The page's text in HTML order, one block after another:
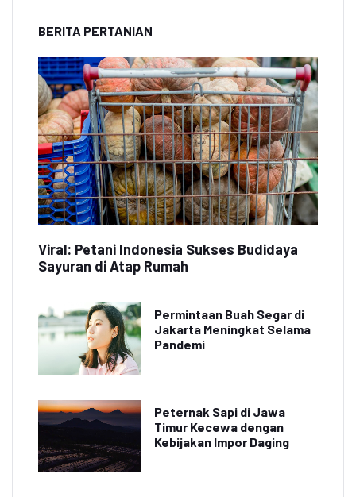
BERITA PERTANIAN
Viral: Petani Indonesia Sukses Budidaya
Sayuran di Atap Rumah
Permintaan Buah Segar di
Jakarta Meningkat Selama
Pandemi
Peternak Sapi di Jawa
Timur Kecewa dengan
Kebijakan Impor Daging